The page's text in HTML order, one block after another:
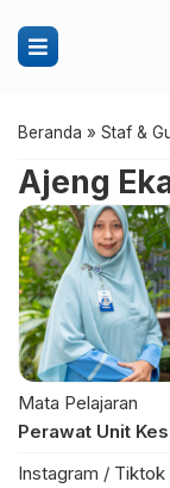
Beranda » Staf &
Ajeng
Mata Pelajaran
Perawat Unit
Instagram / Tiktok